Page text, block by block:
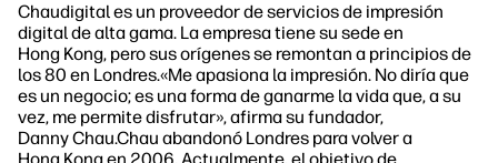
Chaudigital es un proveedor de servicios de impresión
digital de alta gama. La empresa tiene su sede en
Hong Kong, pero sus orígenes se remontan a principios de
los 80 en Londres.«Me apasiona la impresión. No diría que
es un negocio; es una forma de ganarme la vida que, a su
vez, me permite disfrutar», afirma su fundador,
Danny Chau.Chau abandonó Londres para volver a